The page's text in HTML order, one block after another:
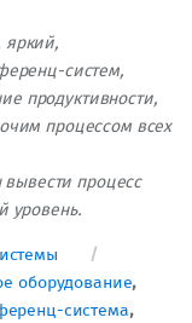
яркий,
систем,
продуктивности,
процессом всех
процесс
уровень.
оборудование,
система,